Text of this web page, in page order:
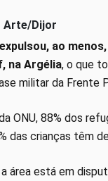
Arte/Dijor
ao
na Argélia, o que
militar da Frente
ONU, 88% dos
das crianças têm
área está em